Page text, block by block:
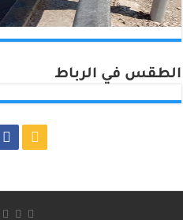
الطقس في الرباط